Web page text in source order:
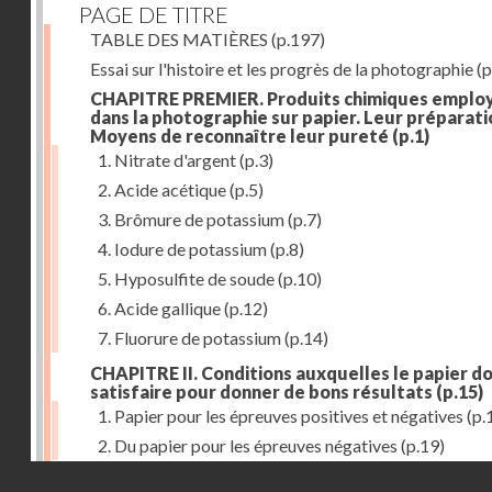
PAGE DE TITRE
TABLE DES MATIÈRES (p.197)
Essai sur l'histoire et les progrès de la photographie
CHAPITRE PREMIER. Produits chimiques
dans la photographie sur papier. Leur
Moyens de reconnaître leur pureté (p.1)
1. Nitrate d'argent(p.3)
2. Acide acétique(p.5)
3. Brômure de potassium(p.7)
4. Iodure de potassium(p.8)
5. Hyposulfite de soude(p.10)
6. Acide gallique(p.12)
7. Fluorure de potassium(p.14)
CHAPITRE II. Conditions auxquelles le papier
satisfaire pour donner de bons résultats (p.15)
1. Papier pour les épreuves positives et négatives
2. Du papier pour les épreuves négatives (p.19)